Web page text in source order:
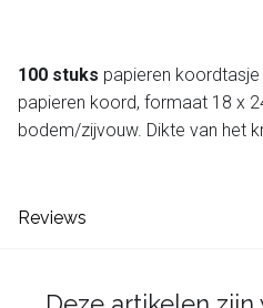
100 stuks papieren
papieren koord, formaat 18 x
bodem/zijvouw. Dikte van het
Reviews